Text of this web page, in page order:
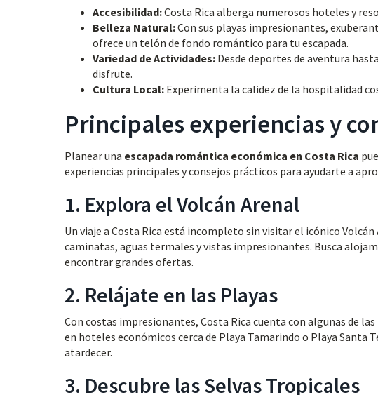
Accesibilidad:Costa Rica alberga numerosos hoteles y
Belleza Natural:Con sus playas impresionantes,
ofrece un telón de fondo romántico para tu escapada.
Variedad de Actividades: Desde deportes de aventura
disfrute.
Cultura Local: Experimenta la calidez de la hospitalidad
Principales experiencias y
Planear una escapada romántica económica en Costa Rica
experiencias principales y consejos prácticos para ayudarte a
1. Explora el Volcán Arenal
Un viaje a Costa Rica está incompleto sin visitar el icónico
caminatas, aguas termales y vistas impresionantes. Busca
encontrar grandes ofertas.
2. Relájate en las Playas
Con costas impresionantes, Costa Rica cuenta con algunas de
en hoteles económicos cerca de Playa Tamarindo o Playa Santa
atardecer.
3. Descubre las Selvas Tropicales